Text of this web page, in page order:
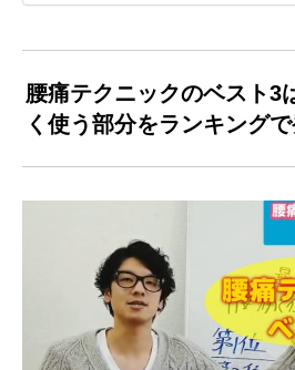
腰痛テクニックのベスト3
く使う部分をランキング